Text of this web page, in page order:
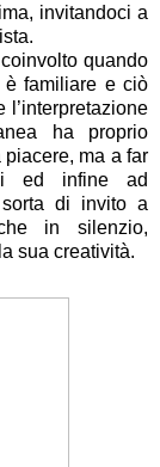
invitandoci a
quando
familiare e ciò
ha proprio
ma a far
ed infine ad
di invito a
in silenzio,
sua creatività.